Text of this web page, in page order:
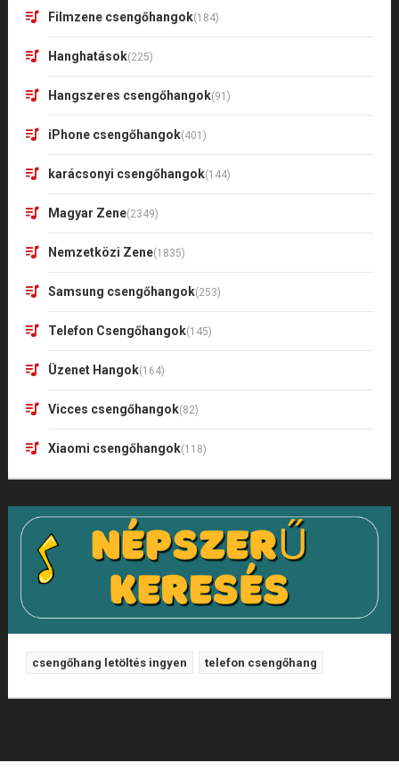
Filmzene csengőhangok(184)
Hanghatások(225)
Hangszeres csengőhangok(91)
iPhone csengőhangok(401)
karácsonyi csengőhangok(144)
Magyar Zene(2349)
Nemzetközi Zene(1835)
Samsung csengőhangok(253)
Telefon Csengőhangok(145)
Üzenet Hangok(164)
Vicces csengőhangok(82)
Xiaomi csengőhangok(118)
csengőhang letöltés ingyen telefon csengőhang